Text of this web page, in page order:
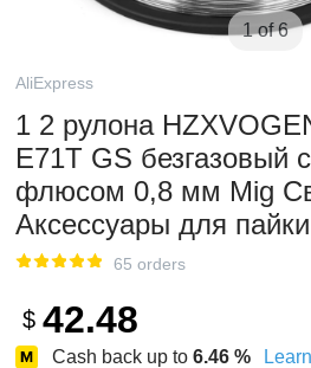
1 of 6
AliExpress
1 2 рулона
E71T GS безгазовый
флюсом 0,8 мм Mig
Аксессуары для пайки
65 orders
$ 42.48
Cash back up to 6.46 %